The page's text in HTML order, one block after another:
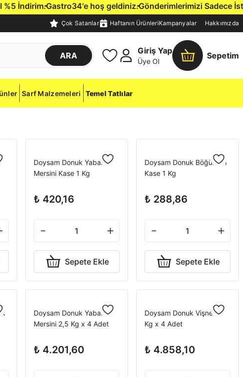
İndirim.Gastro34'e hoş geldiniz.Gönderimlerimizi Sadece
Çok Satanlar Haftanın ÜrünleriKampanyalar Hakkımızda
ARA
Giriş Yap
Üye Ol
Sepetim
Sarf Malzemeleri Temel Tatlılar
Doysam Donuk Yaban
Mersini Kase 1 Kg
₺ 420,16
Sepete Ekle
Doysam Donuk Böğürtlen
Kase 1 Kg
₺ 288,86
Sepete Ekle
x
Doysam Donuk Yaban
Mersini 2,5 Kg x 4 Adet
₺ 4.201,60
Doysam Donuk Vişne 2,5
Kg x 4 Adet
₺ 4.858,10